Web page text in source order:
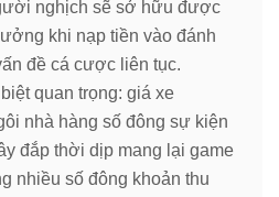
nghịch sẽ sở hữu được
khi nạp tiền vào đánh
đề cá cược liên tục.
quan trọng: giá xe
nhà hàng số đông sự kiện
đắp thời dịp mang lại game
nhiều số đông khoản thu